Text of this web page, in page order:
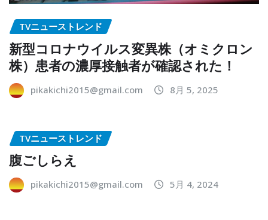
TVニューストレンド
新型コロナウイルス変異株（オミクロン
株）患者の濃厚接触者が確認された！
pikakichi2015@gmail.com 8月 5, 2025
TVニューストレンド
腹ごしらえ
pikakichi2015@gmail.com 5月 4, 2024